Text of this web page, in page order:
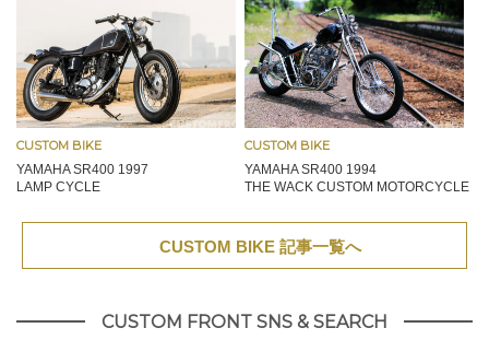
CUSTOM BIKE
YAMAHA SR400 1997
LAMP CYCLE
CUSTOM BIKE
YAMAHA SR400 1994
THE WACK CUSTOM MOTORCYCLE
CUSTOM BIKE 記事一覧へ
CUSTOM FRONT SNS & SEARCH